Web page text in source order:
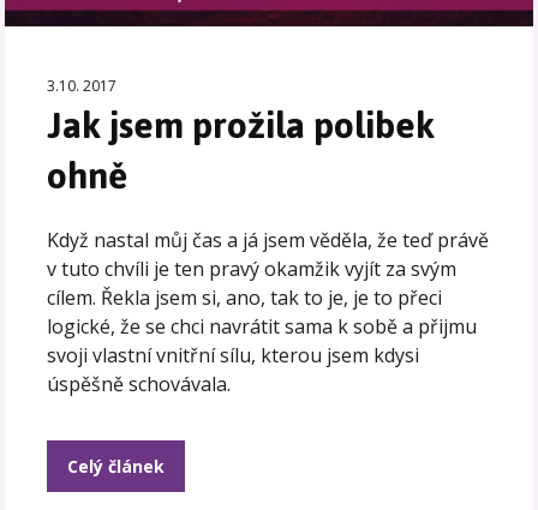
3.10. 2017
Jak jsem prožila polibek
ohně
Když nastal můj čas a já jsem věděla, že teď právě
v tuto chvíli je ten pravý okamžik vyjít za svým
cílem. Řekla jsem si, ano, tak to je, je to přeci
logické, že se chci navrátit sama k sobě a přijmu
svoji vlastní vnitřní sílu, kterou jsem kdysi
úspěšně schovávala.
Celý článek